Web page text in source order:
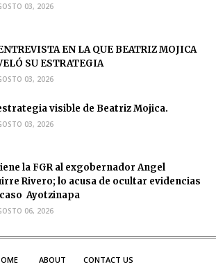
03, 2026
EN LA QUE BEATRIZ MOJICA
SU ESTRATEGIA
03, 2026
visible de Beatriz Mojica.
03, 2026
la FGR al exgobernador Angel
Rivero; lo acusa de ocultar evidencias
Ayotzinapa
06, 2026
ABOUT
CONTACT US